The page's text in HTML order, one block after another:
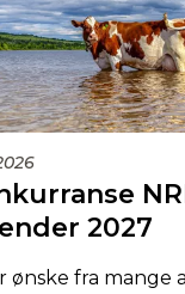
2027
ønske fra mange